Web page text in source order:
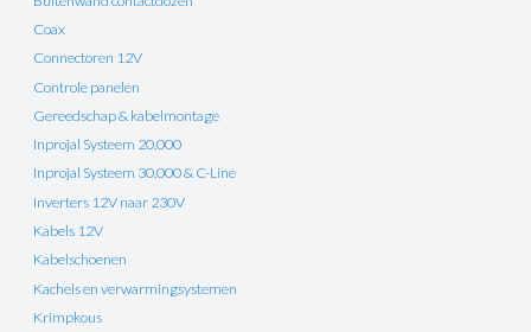
Coax
Connectoren 12V
Controle panelen
Gereedschap & kabelmontage
Inprojal Systeem 20.000
Inprojal Systeem 30.000 & C-Line
Inverters 12V naar 230V
Kabels 12V
Kabelschoenen
Kachels en verwarmingsystemen
Krimpkous